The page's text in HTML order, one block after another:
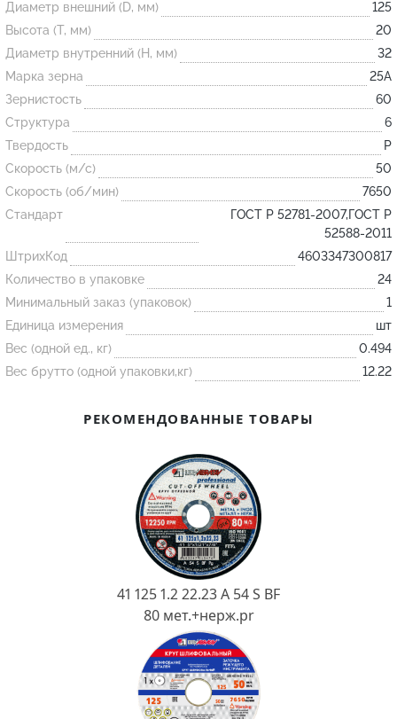
Огнеупорные
изделия
Скачать каталог
Тигель
Муфель
Черпак
Шербер
Трубка
Стержень
Пробка
Подставка
Лодочка
Контакт
Огнеупорная SiC смесь
Диаметр внешний (D, мм)
125
Высота (T, мм)
20
Диаметр внутренний (H, мм)
32
Марка зерна
25А
Зернистость
60
Структура
6
Твердость
P
Скорость (м/с)
50
Скорость (об/мин)
7650
Стандарт
ГОСТ Р 52781-2007,ГОСТ Р
52588-2011
ШтрихКод
4603347300817
Количество в упаковке
24
Минимальный заказ (упаковок)
1
Единица измерения
шт
Вес (одной ед., кг)
0.494
Вес брутто (одной упаковки,кг)
12.22
РЕКОМЕНДОВАННЫЕ ТОВАРЫ
41 125 1.2 22.23 A 54 S BF
80 мет.+нерж.pr